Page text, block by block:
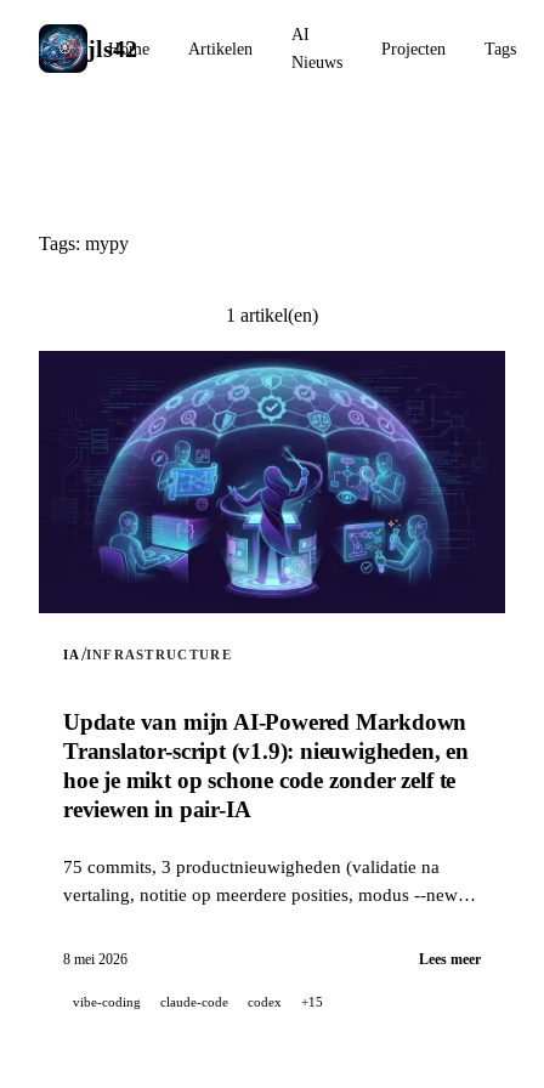
jls42
Home Artikelen
AI
Nieuws
Projecten Tags
Tags: mypy
1 artikel(en)
IA /INFRASTRUCTURE
Update van mijn AI-Powered Markdown
Translator-script (v1.9): nieuwigheden, en
hoe je mikt op schone code zonder zelf te
reviewen in pair-IA
75 commits, 3 productnieuwigheden (validatie na
vertaling, notitie op meerdere posities, modus --news)
door AI ondersteunde PR-review) om schone code na
pair-IA.
8 mei 2026 Lees meer
vibe-coding claude-code codex +15